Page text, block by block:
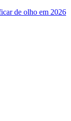
de olho em 2026